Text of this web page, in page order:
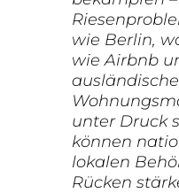
wie Berlin,
wie Airbnb
unter Druck
können
lokalen
Rücken